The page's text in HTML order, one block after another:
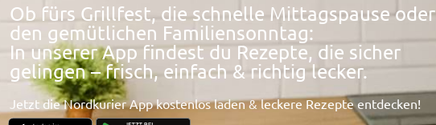
Ob fürs Grillfest, die schnelle Mittagspause oder
den gemütlichen Familiensonntag:
In unserer App findest du Rezepte, die sicher
gelingen – frisch, einfach & richtig lecker.
Jetzt die Nordkurier App kostenlos laden & leckere Rezepte entdecken!